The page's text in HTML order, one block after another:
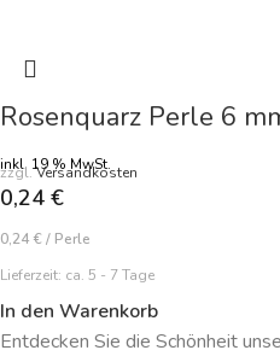
Rosenquarz Perle 6
inkl. 19 % MwSt.
zzgl.Versandkosten
0,24 €
0,24 € / Perle
Lieferzeit: ca. 5 - 7 Tage
In den Warenkorb
Entdecken Sie die Schönheit